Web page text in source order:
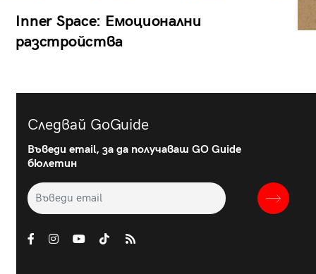
Inner Space: Емоционални
разстройства
Следвай GoGuide
Въведи email, за да получаваш GO Guide
бюлетин